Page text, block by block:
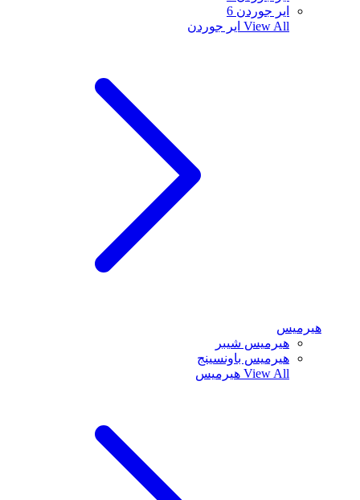
اير جوردن 6
View All اير جوردن
هيرميس
هيرميس شيبر
هيرميس باونسينج
View All هيرميس